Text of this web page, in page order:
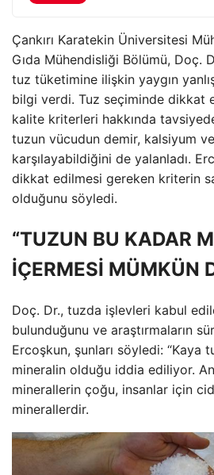
Çankırı Karatekin Üniversitesi
Gıda Mühendisliği Bölümü, Doç.
tuz tüketimine ilişkin yaygın
bilgi verdi. Tuz seçiminde dikkat
kalite kriterleri hakkında
tuzun vücudun demir, kalsiyum
karşılayabildiğini de yalanladı.
dikkat edilmesi gereken kriterin
olduğunu söyledi.
“TUZUN BU KADAR
İÇERMESİ MÜMKÜN
Doç. Dr., tuzda işlevleri kabul
bulunduğunu ve araştırmaların
Ercoşkun, şunları söyledi: “Kaya
mineralin olduğu iddia ediliyor.
minerallerin çoğu, insanlar için
minerallerdir.